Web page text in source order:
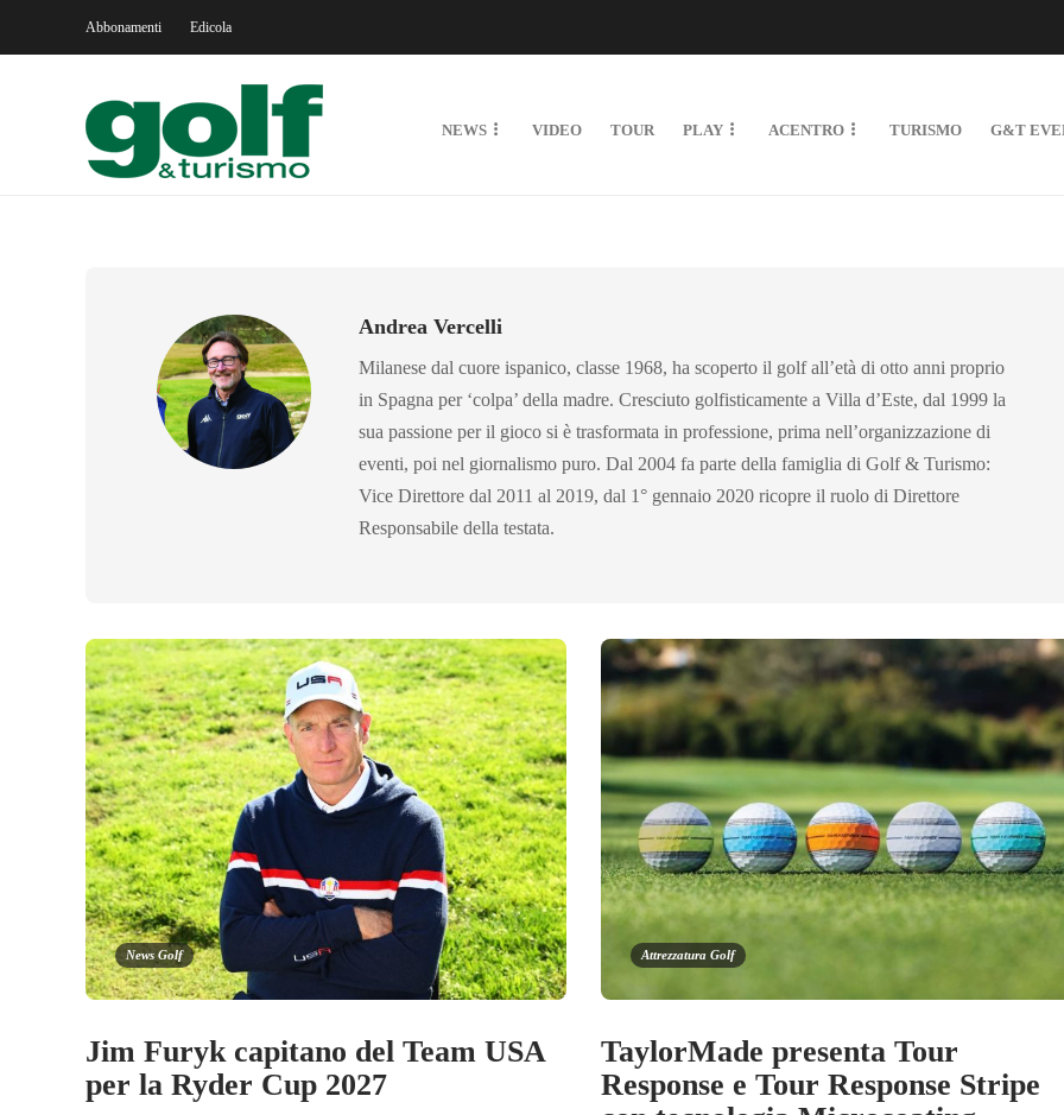
Abbonamenti Edicola
NEWS VIDEO TOUR PLAY ACENTRO TURISMO G&T
Andrea Vercelli
Milanese dal cuore ispanico, classe 1968, ha scoperto il golf all’età di otto anni proprio
in Spagna per ‘colpa’ della madre. Cresciuto golfisticamente a Villa d’Este, dal 1999 la
sua passione per il gioco si è trasformata in professione, prima nell’organizzazione di
eventi, poi nel giornalismo puro. Dal 2004 fa parte della famiglia di Golf & Turismo:
Vice Direttore dal 2011 al 2019, dal 1° gennaio 2020 ricopre il ruolo di Direttore
Responsabile della testata.
News Golf
Jim Furyk capitano del Team USA
per la Ryder Cup 2027
Attrezzatura Golf
TaylorMade presenta Tour
Response e Tour Response Stripe